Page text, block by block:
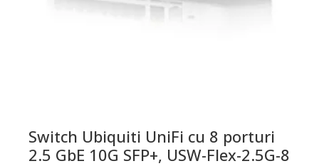
Switch Ubiquiti UniFi cu 8 porturi
2.5 GbE 10G SFP+, USW-Flex-2.5G-8